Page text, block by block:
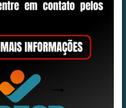
Comitê de
Reuniões e Eventos
Contratos